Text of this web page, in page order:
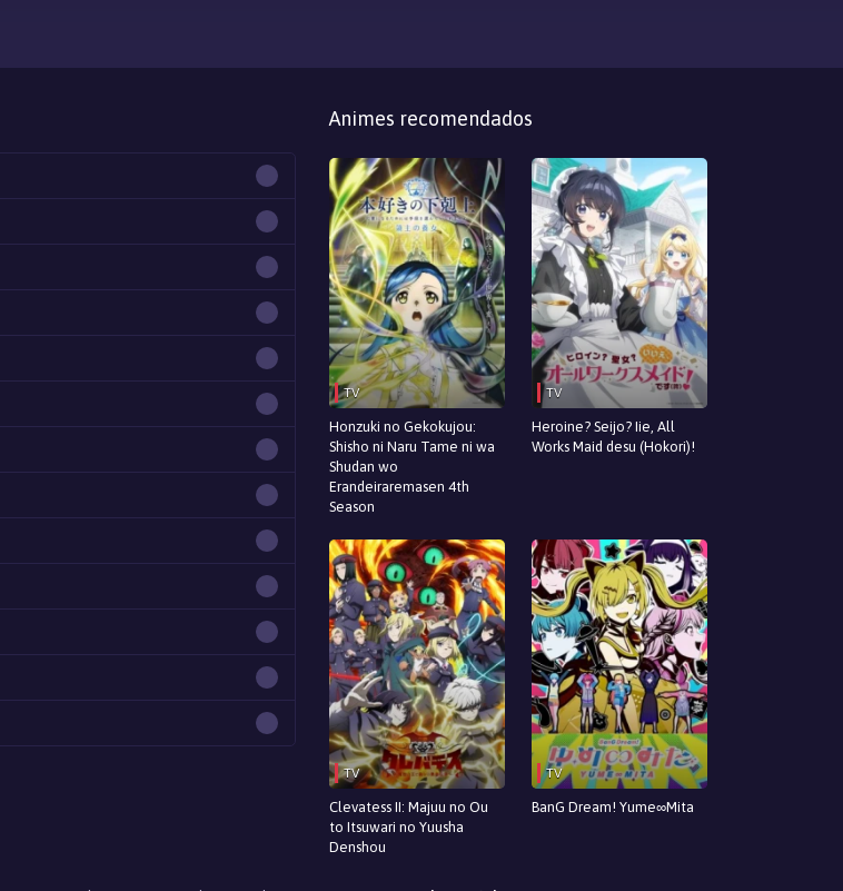
Animes recomendados
TV
Honzuki no Gekokujou:
Shisho ni Naru Tame ni wa
Shudan wo
Erandeiraremasen 4th
Season
TV
Heroine? Seijo? Iie, All
Works Maid desu (Hokori)!
TV
Clevatess II: Majuu no Ou
to Itsuwari no Yuusha
Denshou
TV
BanG Dream! Yume∞Mita